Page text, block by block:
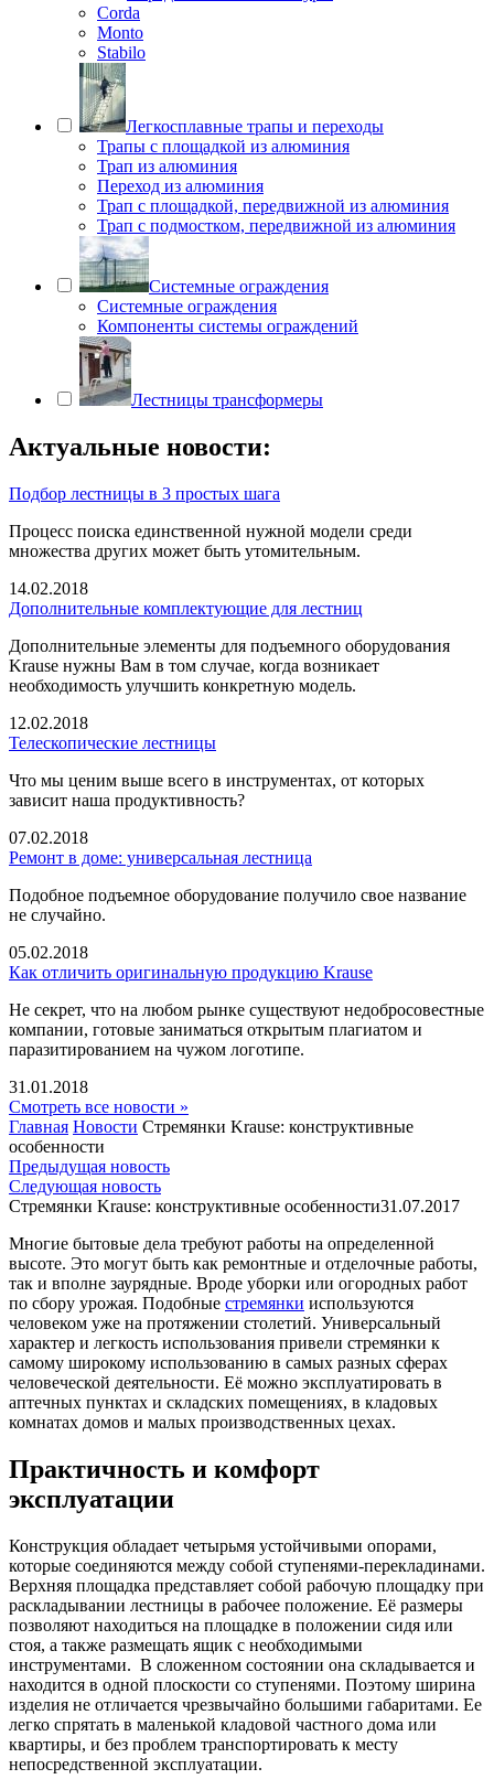
Corda
Monto
Stabilo
Легкосплавные трапы и переходы
Трапы с площадкой из алюминия
Трап из алюминия
Переход из алюминия
Трап с площадкой, передвижной из алюминия
Трап с подмостком, передвижной из алюминия
Системные ограждения
Системные ограждения
Компоненты системы ограждений
Лестницы трансформеры
Актуальные новости:
Подбор лестницы в 3 простых шага
Процесс поиска единственной нужной модели среди
множества других может быть утомительным.
14.02.2018
Дополнительные комплектующие для лестниц
Дополнительные элементы для подъемного оборудования
Krause нужны Вам в том случае, когда возникает
необходимость улучшить конкретную модель.
12.02.2018
Телескопические лестницы
Что мы ценим выше всего в инструментах, от которых
зависит наша продуктивность?
07.02.2018
Ремонт в доме: универсальная лестница
Подобное подъемное оборудование получило свое название
не случайно.
05.02.2018
Как отличить оригинальную продукцию Krause
Не секрет, что на любом рынке существуют недобросовестные
компании, готовые заниматься открытым плагиатом и
паразитированием на чужом логотипе.
31.01.2018
Смотреть все новости »
Главная Новости Стремянки Krause: конструктивные
особенности
Предыдущая новость
Следующая новость
Стремянки Krause: конструктивные особенности31.07.2017
Многие бытовые дела требуют работы на определенной
высоте. Это могут быть как ремонтные и отделочные работы,
так и вполне заурядные. Вроде уборки или огородных работ
по сбору урожая. Подобные стремянки используются
человеком уже на протяжении столетий. Универсальный
характер и легкость использования привели стремянки к
самому широкому использованию в самых разных сферах
человеческой деятельности. Её можно эксплуатировать в
аптечных пунктах и складских помещениях, в кладовых
комнатах домов и малых производственных цехах.
Практичность и комфорт
эксплуатации
Конструкция обладает четырьмя устойчивыми опорами,
которые соединяются между собой ступенями-перекладинами.
Верхняя площадка представляет собой рабочую площадку при
раскладывании лестницы в рабочее положение. Её размеры
позволяют находиться на площадке в положении сидя или
стоя, а также размещать ящик с необходимыми
инструментами. В сложенном состоянии она складывается и
находится в одной плоскости со ступенями. Поэтому ширина
изделия не отличается чрезвычайно большими габаритами. Ее
легко спрятать в маленькой кладовой частного дома или
квартиры, и без проблем транспортировать к месту
непосредственной эксплуатации.